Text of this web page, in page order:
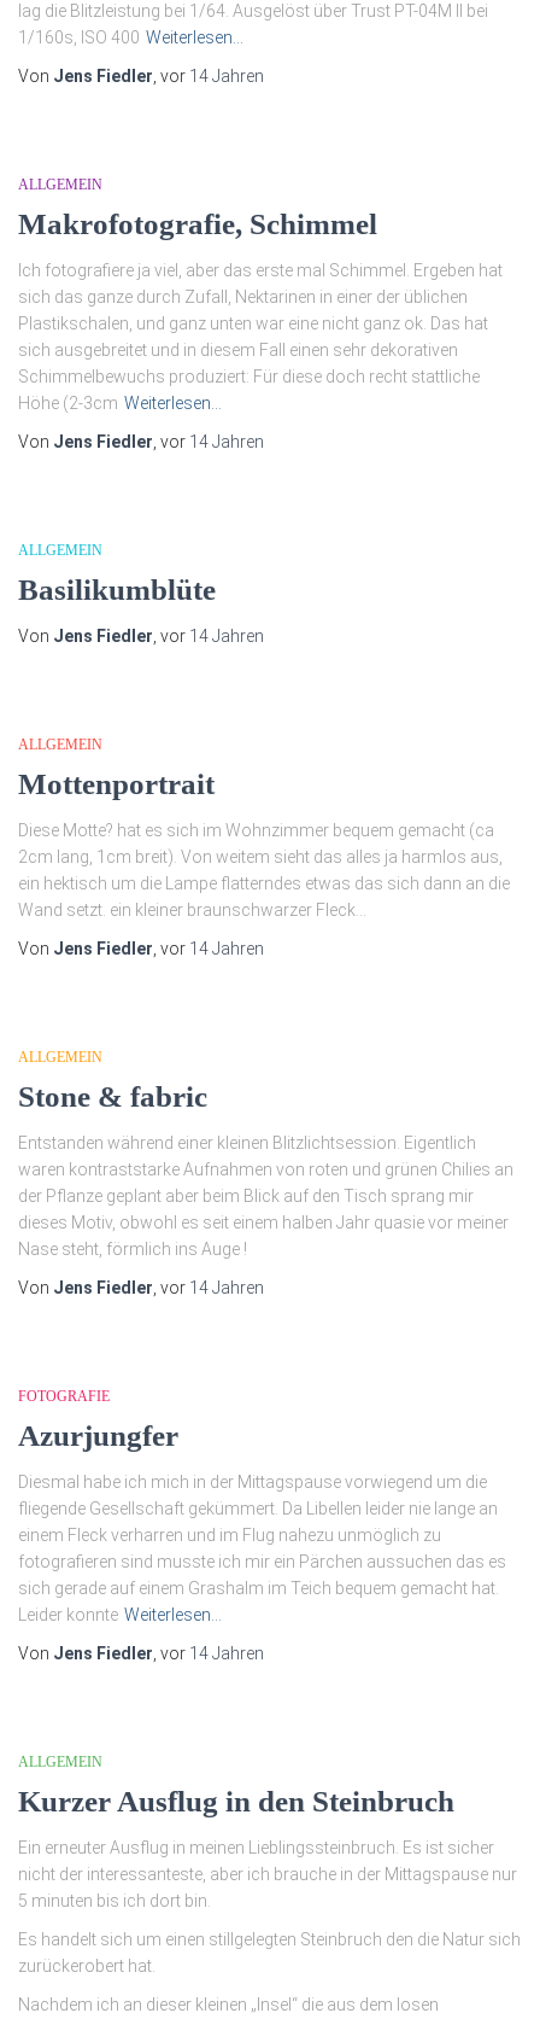
lag die Blitzleistung bei 1/64. Ausgelöst über Trust PT-04M II bei
1/160s, ISO 400 Weiterlesen…
Von Jens Fiedler , vor 14 Jahren
ALLGEMEIN
Makrofotografie, Schimmel
Ich fotografiere ja viel, aber das erste mal Schimmel. Ergeben hat
sich das ganze durch Zufall, Nektarinen in einer der üblichen
Plastikschalen, und ganz unten war eine nicht ganz ok. Das hat
sich ausgebreitet und in diesem Fall einen sehr dekorativen
Schimmelbewuchs produziert: Für diese doch recht stattliche
Höhe (2-3cm Weiterlesen…
Von Jens Fiedler , vor 14 Jahren
ALLGEMEIN
Basilikumblüte
Von Jens Fiedler , vor 14 Jahren
ALLGEMEIN
Mottenportrait
Diese Motte? hat es sich im Wohnzimmer bequem gemacht (ca
2cm lang, 1cm breit). Von weitem sieht das alles ja harmlos aus,
ein hektisch um die Lampe flatterndes etwas das sich dann an die
Wand setzt. ein kleiner braunschwarzer Fleck…
Von Jens Fiedler , vor 14 Jahren
ALLGEMEIN
Stone & fabric
Entstanden während einer kleinen Blitzlichtsession. Eigentlich
waren kontraststarke Aufnahmen von roten und grünen Chilies an
der Pflanze geplant aber beim Blick auf den Tisch sprang mir
dieses Motiv, obwohl es seit einem halben Jahr quasie vor meiner
Nase steht, förmlich ins Auge !
Von Jens Fiedler , vor 14 Jahren
FOTOGRAFIE
Azurjungfer
Diesmal habe ich mich in der Mittagspause vorwiegend um die
fliegende Gesellschaft gekümmert. Da Libellen leider nie lange an
einem Fleck verharren und im Flug nahezu unmöglich zu
fotografieren sind musste ich mir ein Pärchen aussuchen das es
sich gerade auf einem Grashalm im Teich bequem gemacht hat.
Leider konnte Weiterlesen…
Von Jens Fiedler , vor 14 Jahren
ALLGEMEIN
Kurzer Ausflug in den Steinbruch
Ein erneuter Ausflug in meinen Lieblingssteinbruch. Es ist sicher
nicht der interessanteste, aber ich brauche in der Mittagspause nur
5 minuten bis ich dort bin.
Es handelt sich um einen stillgelegten Steinbruch den die Natur sich
zurückerobert hat.
Nachdem ich an dieser kleinen „Insel“ die aus dem losen